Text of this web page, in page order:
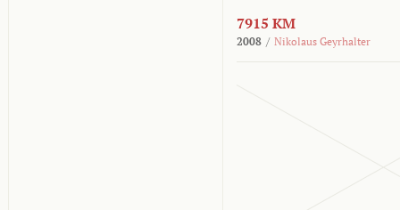
7915 KM
2008 / Nikolaus Geyrhalter